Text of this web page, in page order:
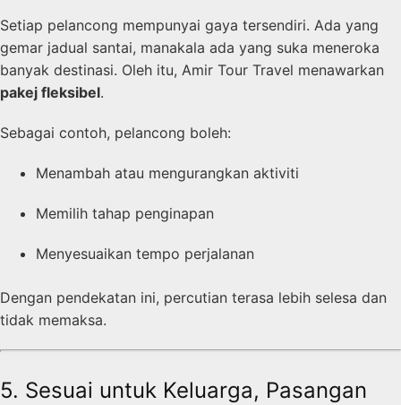
Setiap pelancong mempunyai gaya tersendiri. Ada yang
gemar jadual santai, manakala ada yang suka meneroka
banyak destinasi. Oleh itu, Amir Tour Travel menawarkan
pakej fleksibel.
Sebagai contoh, pelancong boleh:
Menambah atau mengurangkan aktiviti
Memilih tahap penginapan
Menyesuaikan tempo perjalanan
Dengan pendekatan ini, percutian terasa lebih selesa dan
tidak memaksa.
5. Sesuai untuk Keluarga, Pasangan